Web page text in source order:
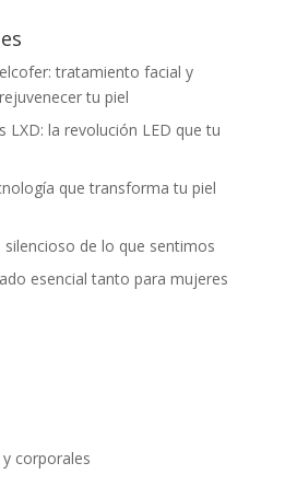
tratamiento facial y
tu piel
LXD: la revolución LED que tu
que transforma tu piel
silencioso de lo que sentimos
esencial tanto para mujeres
corporales